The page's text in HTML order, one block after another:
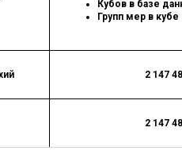
Кубов в базе
Групп мер в кубе
2 147
2 147